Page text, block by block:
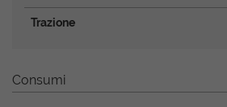
Trazione
Consumi